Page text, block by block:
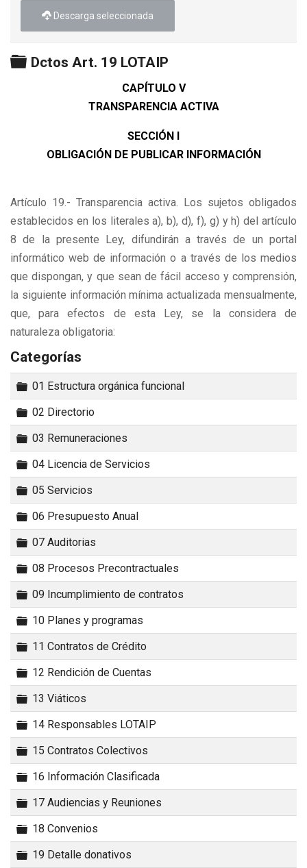
Descarga seleccionada
Carpeta
Dctos Art. 19 LOTAIP
CAPÍTULO V
TRANSPARENCIA ACTIVA
SECCIÓN I
OBLIGACIÓN DE PUBLICAR INFORMACIÓN
Artículo 19.- Transparencia activa. Los sujetos obligados
establecidos en los literales a), b), d), f), g) y h) del artículo
8 de la presente Ley, difundirán a través de un portal
informático web de información o a través de los medios
que dispongan, y que sean de fácil acceso y comprensión,
la siguiente información mínima actualizada mensualmente,
que, para efectos de esta Ley, se la considera de
naturaleza obligatoria:
Categorías
Carpeta
01 Estructura orgánica funcional
Carpeta
02 Directorio
Carpeta
03 Remuneraciones
Carpeta
04 Licencia de Servicios
Carpeta
05 Servicios
Carpeta
06 Presupuesto Anual
Carpeta
07 Auditorias
Carpeta
08 Procesos Precontractuales
Carpeta
09 Incumplimiento de contratos
Carpeta
10 Planes y programas
Carpeta
11 Contratos de Crédito
Carpeta
12 Rendición de Cuentas
Carpeta
13 Viáticos
Carpeta
14 Responsables LOTAIP
Carpeta
15 Contratos Colectivos
Carpeta
16 Información Clasificada
Carpeta
17 Audiencias y Reuniones
Carpeta
18 Convenios
Carpeta
19 Detalle donativos